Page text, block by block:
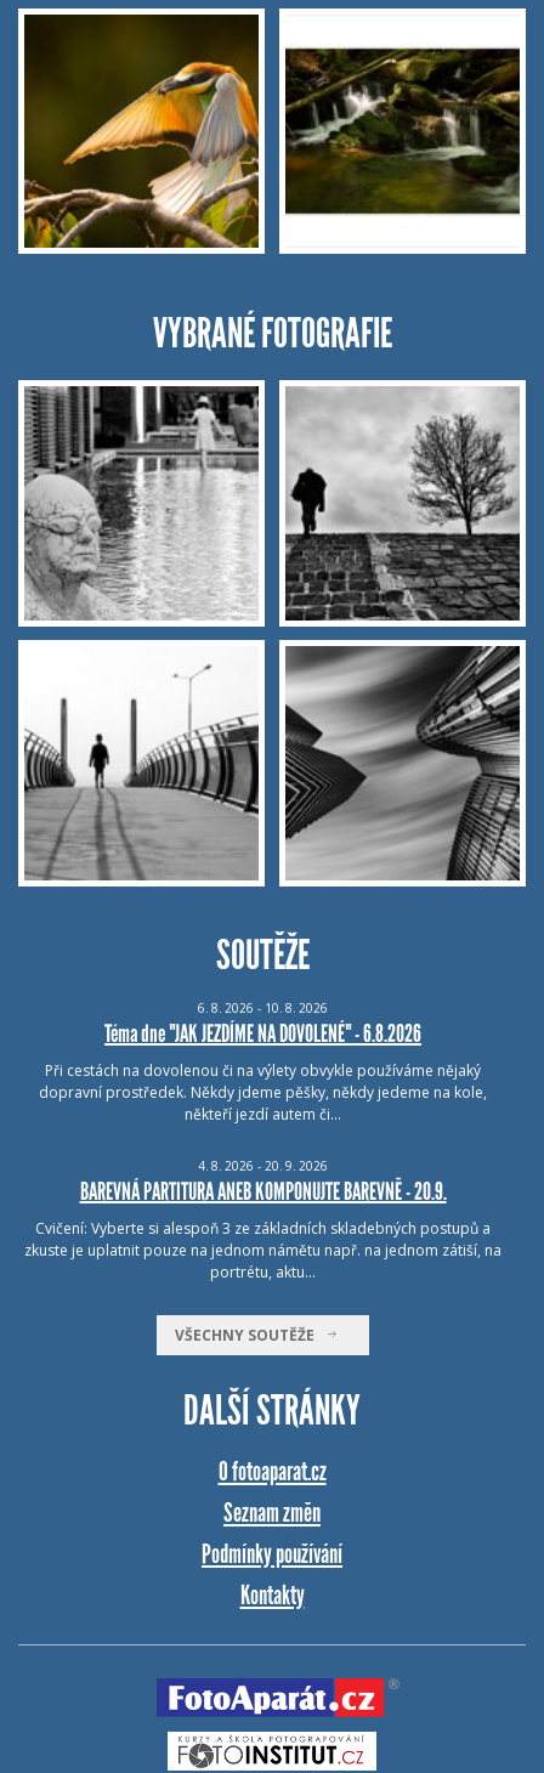
VYBRANÉ FOTOGRAFIE
SOUTĚŽE
6. 8. 2026 - 10. 8. 2026
Téma dne "JAK JEZDÍME NA DOVOLENÉ" - 6.8.2026
Při cestách na dovolenou či na výlety obvykle používáme nějaký
dopravní prostředek. Někdy jdeme pěšky, někdy jedeme na kole,
někteří jezdí autem či…
4. 8. 2026 - 20. 9. 2026
BAREVNÁ PARTITURA ANEB KOMPONUJTE BAREVNĚ - 20.9.
Cvičení: Vyberte si alespoň 3 ze základních skladebných postupů a
zkuste je uplatnit pouze na jednom námětu např. na jednom zátiší, na
portrétu, aktu…
VŠECHNY SOUTĚŽE
DALŠÍ STRÁNKY
O fotoaparat.cz
Seznam změn
Podmínky používání
Kontakty